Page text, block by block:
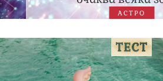
АСТРО